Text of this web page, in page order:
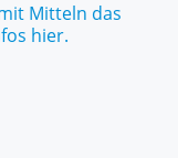
Mitteln das
hier.